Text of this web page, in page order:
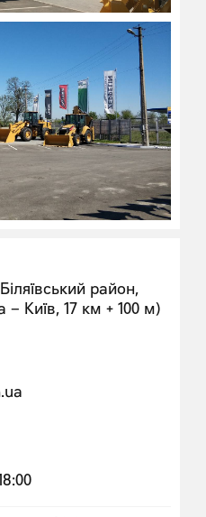
район,
– Київ, 17 км + 100 м)